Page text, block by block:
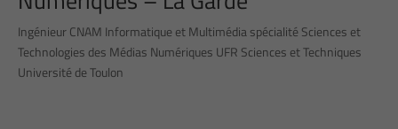
Ingénieur CNAM Informatique et Multimédia spécialité Sciences et
Technologies des Médias Numériques UFR Sciences et Techniques
Université de Toulon